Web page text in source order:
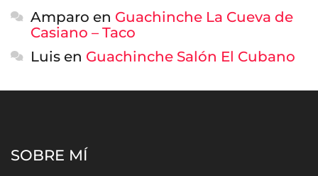
Amparo en Guachinche La Cueva de
Casiano – Taco
Luis en Guachinche Salón El Cubano
SOBRE MÍ